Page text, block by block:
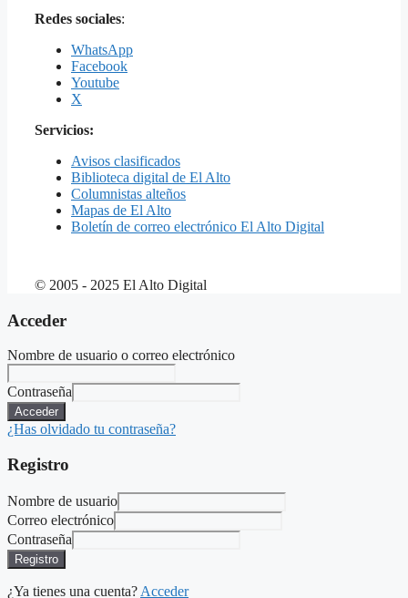
Redes sociales:
WhatsApp
Facebook
Youtube
X
Servicios:
Avisos clasificados
Biblioteca digital de El Alto
Columnistas alteños
Mapas de El Alto
Boletín de correo electrónico El Alto Digital
© 2005 - 2025 El Alto Digital
Acceder
Nombre de usuario o correo electrónico
Contraseña
Acceder
¿Has olvidado tu contraseña?
Registro
Nombre de usuario
Correo electrónico
Contraseña
Registro
¿Ya tienes una cuenta? Acceder